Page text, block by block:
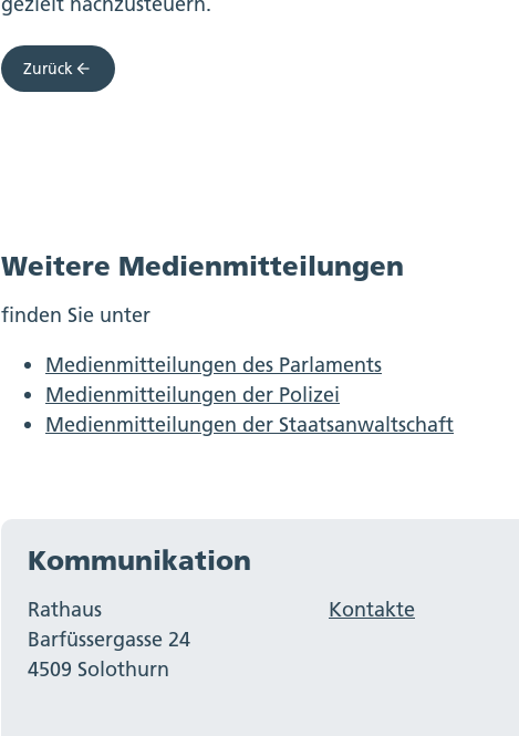
Zurück
Weitere Medienmitteilungen
finden Sie unter
Medienmitteilungen des Parlaments
Medienmitteilungen der Polizei
Medienmitteilungen der Staatsanwaltschaft
Kommunikation
Rathaus
Barfüssergasse 24
4509 Solothurn
Kontakte